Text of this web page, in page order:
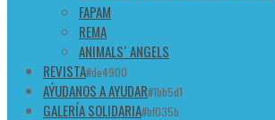
FAPAM
REMA
ANIMALS´ ANGELS
REVISTA#de4900
AÝUDANOS A AYUDAR#1bb5d1
GALERÍA SOLIDARIA#bf035b